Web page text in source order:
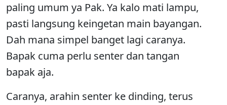
paling umum ya Pak. Ya kalo mati lampu,
pasti langsung keingetan main bayangan.
Dah mana simpel banget lagi caranya.
Bapak cuma perlu senter dan tangan
bapak aja.
Caranya, arahin senter ke dinding, terus